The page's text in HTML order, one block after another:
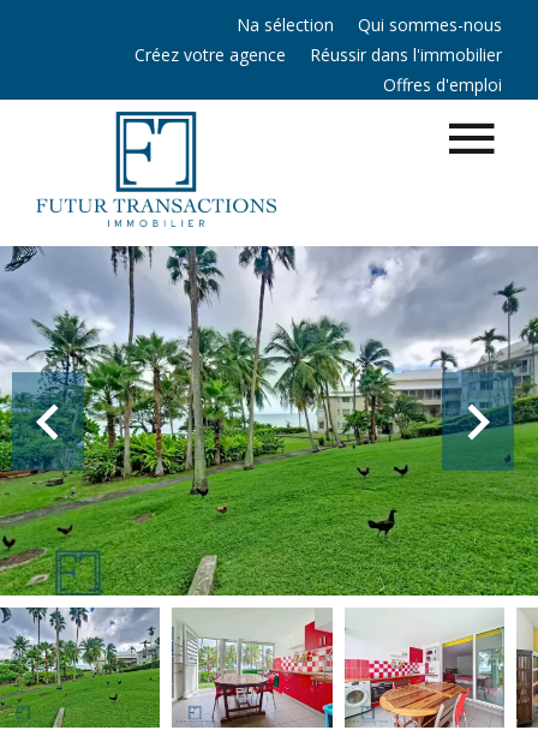
Na sélection
Qui sommes-nous
Créez votre agence
Réussir dans l'immobilier
Offres d'emploi